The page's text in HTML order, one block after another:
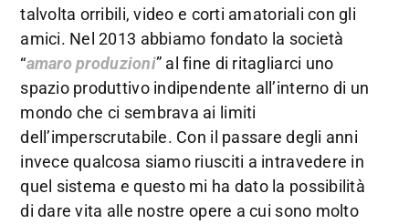
talvolta orribili, video e corti amatoriali con gli
amici. Nel 2013 abbiamo fondato la società
“amaro produzioni” al fine di ritagliarci uno
spazio produttivo indipendente all’interno di un
mondo che ci sembrava ai limiti
dell’imperscrutabile. Con il passare degli anni
invece qualcosa siamo riusciti a intravedere in
quel sistema e questo mi ha dato la possibilità
di dare vita alle nostre opere a cui sono molto